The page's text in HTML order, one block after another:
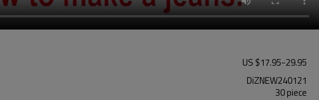
US $17.95-29.95
DiZNEW240121
30 piece